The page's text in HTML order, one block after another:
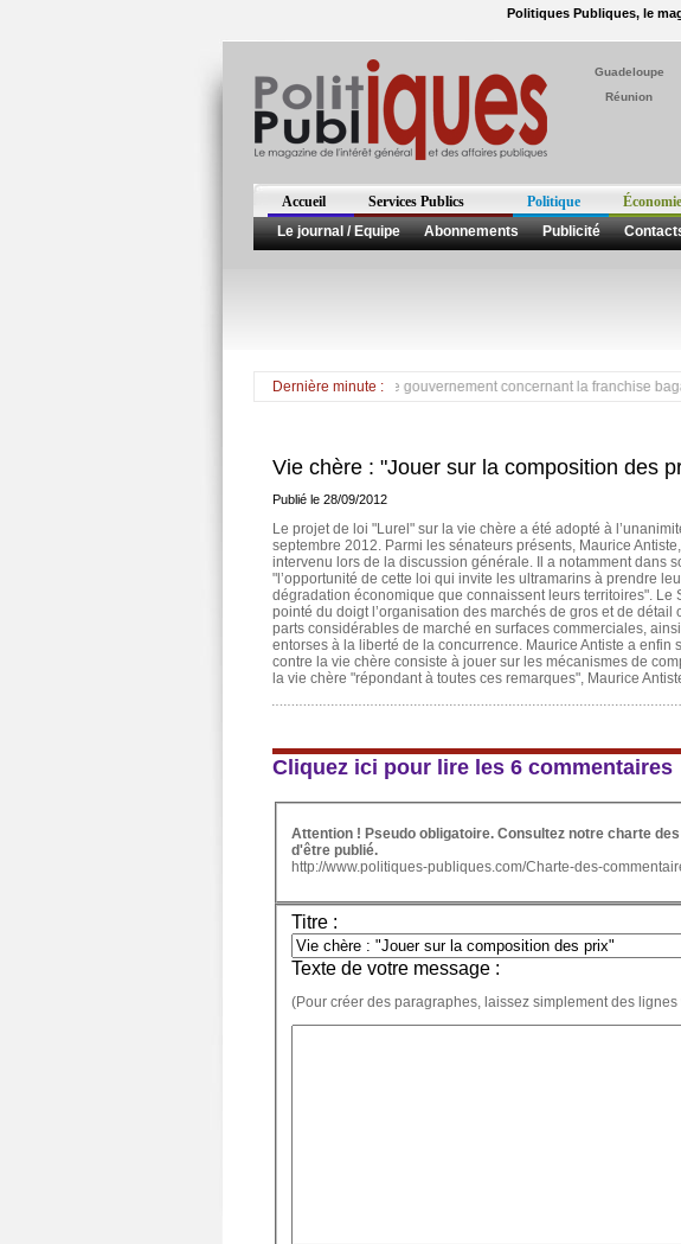
Politiques Publiques, le
Guadeloupe
Réunion
Accueil Services Publics Politique Économie
Le journal / Equipe
Abonnements Publicité
Dernière minute :
*** Le sénateur Antiste saisit une seconde fois le gouvernement concernant la franchise bagages
Vie chère : "Jouer sur la composition des
Publié le 28/09/2012
Le projet de loi "Lurel" sur la vie chère a été adopté à
septembre 2012. Parmi les sénateurs présents, Maurice
intervenu lors de la discussion générale. Il a notamment dans
"l’opportunité de cette loi qui invite les ultramarins à prendre
dégradation économique que connaissent leurs territoires". Le
pointé du doigt l’organisation des marchés de gros et de
parts considérables de marché en surfaces commerciales,
entorses à la liberté de la concurrence. Maurice Antiste a enfin
contre la vie chère consiste à jouer sur les mécanismes de
la vie chère "répondant à toutes ces remarques", Maurice
Cliquez ici pour lire les 6 commentaires
Attention ! Pseudo obligatoire. Consultez notre charte
d'être publié.
http://www.politiques-publiques.com/Charte-des-
Titre :
Texte de votre message :
(Pour créer des paragraphes, laissez simplement des lignes